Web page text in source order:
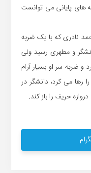
های پایانی می توانست
پاس عالی محمد نادری که با یک ضربه
و مطهری رسید ولی
ضربه سر او بسیار آرام
رها می کرد، دانشگر در
حریف را باز کند.